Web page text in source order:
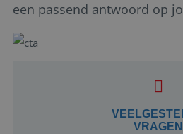
een passend antwoord op
VRAGEN